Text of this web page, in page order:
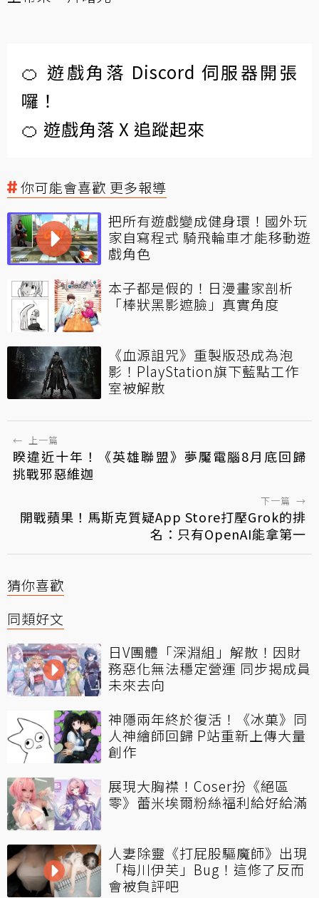
🍊 遊戲角落 Discord 伺服器開張
囉！
🍊 遊戲角落 X 追蹤起來
你可能會喜歡 更多報導
把所有遊戲變成健身環！國外玩
家自寫程式 騎飛輪車才能移動遊
戲角色
本子都是假的！日漫畫家剖析
「棒狀黑影遮臉」真實角度
《血源詛咒》重製版恐成為泡
影！PlayStation旗下藍點工作
室被解散
← 上一篇
睽違近十年！《英雄聯盟》夢魘電腦8月底回歸
挑戰邪惡維迦
下一篇 →
開戰蘋果！馬斯克質疑App Store打壓Grok的排
名：只有OpenAI能拿第一
猜你喜歡
同類好文
日V團體「深淵組」解散！因財
務惡化無法穩定營運 同步揭成員
未來去向
神隱兩年終於復活！《冰菓》同
人神繪師回歸 P站重新上傳大量
創作
展現大胸襟！Coser扮《絕區
零》蕾米埃爾粉絲福利給好給滿
人妻除靈《打屁股驅魔師》出現
「梅川伊芙」Bug！這修了反而
會被負評吧